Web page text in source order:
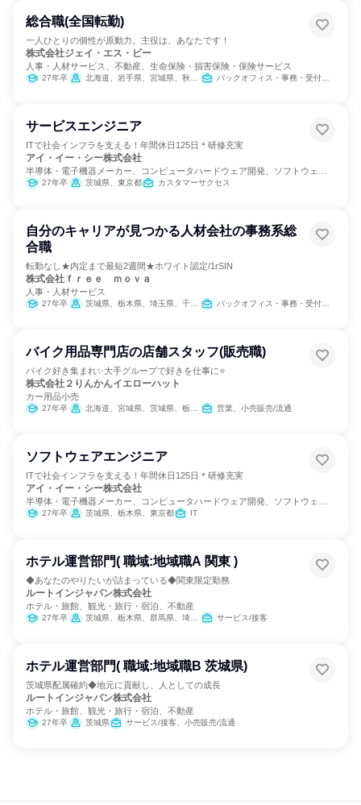
総合職(全国転勤)
一人ひとりの個性が原動力。主役は、あなたです！
株式会社ジェイ・エス・ビー
人事・人材サービス、不動産、生命保険・損害保険・保険サービス
27年卒 北海道、岩手県、宮城県、秋田県、茨城県、埼玉県、千葉県、東京都、神奈川県、新潟県、富山県、石川県、福井県、長野県、静岡県、愛知県、三重県、滋賀県、京都府、大阪府、兵庫県、岡山県、広島県、山口県、徳島県、香川県、愛媛県、福岡県、佐賀県、長崎県、熊本県、大分県、宮崎県、鹿児島県、沖縄県 バックオフィス・事務・受付、小売販売/流通、営業、経営/事業企画、不動産専門職、経理/税務/財務、IT、建築/土木/プラント専門職、商品企画、マーケティング・広告・宣伝
サービスエンジニア
ITで社会インフラを支える！年間休日125日＊研修充実
アイ・イー・シー株式会社
半導体・電子機器メーカー、コンピュータハードウェア開発、ソフトウェア
開発27年卒 茨城県、東京都 カスタマーサクセス
自分のキャリアが見つかる人材会社の事務系総
合職
転勤なし★内定まで最短2週間★ホワイト認定/1rSIN
株式会社ｆｒｅｅ ｍｏｖａ
人事・人材サービス
27年卒 茨城県、栃木県、埼玉県、千葉県、東京都、神奈川県 バックオフィス・事務・受付、人事、総務
バイク用品専門店の店舗スタッフ(販売職)
バイク好き集まれ✨大手グループで好きを仕事に⭐
株式会社２りんかんイエローハット
カー用品小売
27年卒 北海道、宮城県、茨城県、栃木県、群馬県、埼玉県、千葉県、東京都、神奈川県、新潟県、山梨県、岐阜県、静岡県、愛知県、三重県、滋賀県、京都府、大阪府、兵庫県、奈良県、岡山県、広島県、香川県、愛媛県、福岡県、長崎県、熊本県 営業、小売販売/流通
ソフトウェアエンジニア
ITで社会インフラを支える！年間休日125日＊研修充実
アイ・イー・シー株式会社
半導体・電子機器メーカー、コンピュータハードウェア開発、ソフトウェア
開発27年卒 茨城県、栃木県、東京都 IT
ホテル運営部門( 職域:地域職A 関東 )
◆あなたのやりたいが詰まっている◆関東限定勤務
ルートインジャパン株式会社
ホテル・旅館、観光・旅行・宿泊、不動産
27年卒 茨城県、栃木県、群馬県、埼玉県、千葉県、東京都、神奈川県、山梨県 サービス/接客
ホテル運営部門( 職域:地域職B 茨城県)
茨城県配属確約◆地元に貢献し、人としての成長
ルートインジャパン株式会社
ホテル・旅館、観光・旅行・宿泊、不動産
27年卒 茨城県 サービス/接客、小売販売/流通